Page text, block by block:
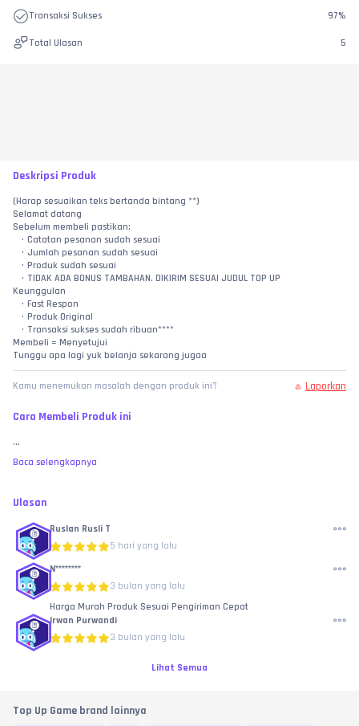
Transaksi Sukses 97%
Total Ulasan 5
Deskripsi Produk
(Harap sesuaikan teks bertanda bintang **)
Selamat datang
Sebelum membeli pastikan:
Catatan pesanan sudah sesuai
Jumlah pesanan sudah sesuai
Produk sudah sesuai
TIDAK ADA BONUS TAMBAHAN. DIKIRIM SESUAI JUDUL TOP UP
Keunggulan
Fast Respon
Produk Original
Transaksi sukses sudah ribuan****
Membeli = Menyetujui
Tunggu apa lagi yuk belanja sekarang jugaa
Kamu menemukan masalah dengan produk ini? Laporkan
Cara Membeli Produk ini
...
Baca selengkapnya
Ulasan
Ruslan Rusli T
5 hari yang lalu
N********
3 bulan yang lalu
Harga Murah Produk Sesuai Pengiriman Cepat
Irwan Purwandi
3 bulan yang lalu
Lihat Semua
Top Up Game brand lainnya